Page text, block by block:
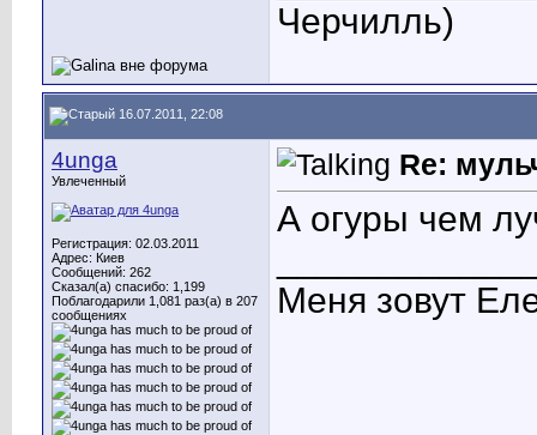
Черчилль)
16.07.2011, 22:08
4unga
Увлеченный
Регистрация: 02.03.2011
Адрес: Киев
Сообщений: 262
Сказал(а) спасибо: 1,199
Поблагодарили 1,081 раз(а) в 207
сообщениях
Re:
А огуры чем
Меня зовут